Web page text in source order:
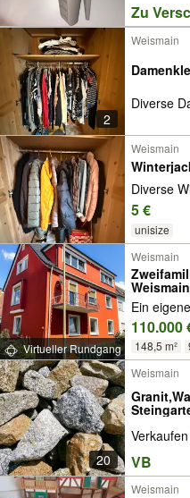
Zu
2
Weismain
Diverse
Weismain
Diverse
5 €
unisize
Virtueller Rundgang
Weismain
Ein
110.000
148,5 m²
20
Weismain
VB
Weismain